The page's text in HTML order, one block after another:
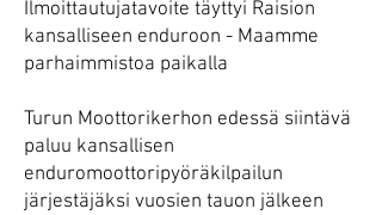
Ilmoittautujatavoite täyttyi Raision
kansalliseen enduroon - Maamme
parhaimmistoa paikalla
Turun Moottorikerhon edessä siintävä
paluu kansallisen
enduromoottoripyöräkilpailun
järjestäjäksi vuosien tauon jälkeen